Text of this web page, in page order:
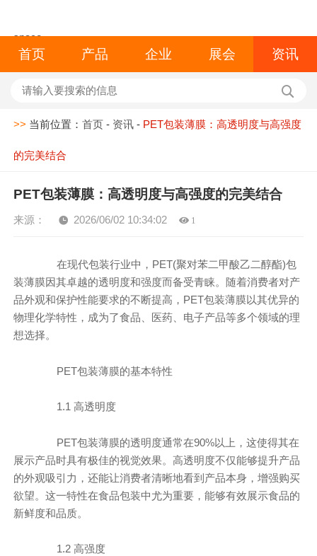
space
首页 产品 企业 展会 资讯
>> 当前位置：首页 - 资讯 - PET包装薄膜：高透明度与高强度
的完美结合
PET包装薄膜：高透明度与高强度的完美结合
来源： 2026/06/02 10:34:02 1
在现代包装行业中，PET(聚对苯二甲酸乙二醇酯)包
装薄膜因其卓越的透明度和强度而备受青睐。随着消费者对产
品外观和保护性能要求的不断提高，PET包装薄膜以其优异的
物理化学特性，成为了食品、医药、电子产品等多个领域的理
想选择。
PET包装薄膜的基本特性
1.1 高透明度
PET包装薄膜的透明度通常在90%以上，这使得其在
展示产品时具有极佳的视觉效果。高透明度不仅能够提升产品
的外观吸引力，还能让消费者清晰地看到产品本身，增强购买
欲望。这一特性在食品包装中尤为重要，能够有效展示食品的
新鲜度和品质。
1.2 高强度